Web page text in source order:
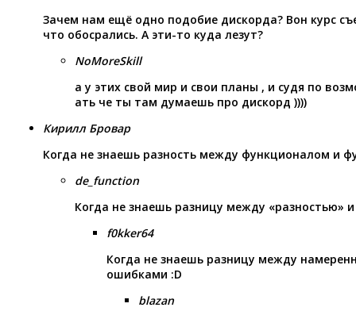
Зачем нам ещё одно подобие дискорда? Вон курс
что обосрались. А эти-то куда лезут?
NoMoreSkill
а у этих свой мир и свои планы , и судя по
ать че ты там думаешь про дискорд ))))
Кирилл Бровар
Когда не знаешь разность между функционалом и
de_function
Когда не знаешь разницу между «разностью»
f0kker64
Когда не знаешь разницу между
ошибками :D
blazan